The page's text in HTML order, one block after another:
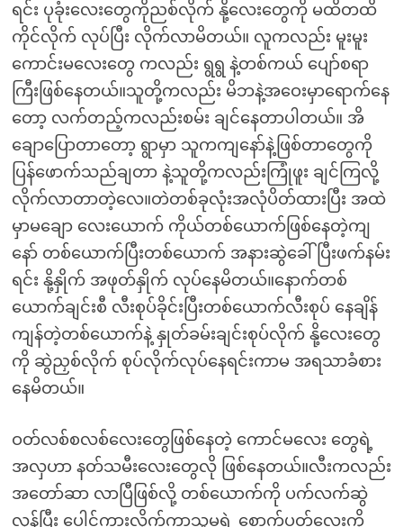
ရင်း ပုခုံးလေးတွေကိုညစ်လိုက် နို့လေးတွေကို မထိတထိ
ကိုင်လိုက် လုပ်ပြီး လိုက်လာမိတယ်။ လူကလည်း မူးမူး
ကောင်းမလေးတွေ ကလည်း ရွရွ နဲ့တစ်ကယ် ပျော်စရာ
ကြီးဖြစ်နေတယ်။သူတို့ကလည်း မိဘနဲ့အဝေးမှာရောက်နေ
တော့ လက်တည့်ကလည်းစမ်း ချင်နေတာပါတယ်။ အိ
ချောပြောတာတော့ ရွာမှာ သူကကျနော်နဲ့ဖြစ်တာတွေကို
ပြန်ဖောက်သည်ချတာ နဲ့သူတို့ကလည်းကြုံဖူး ချင်ကြလို့
လိုက်လာတာတဲ့လေ။တဲတစ်ခုလုံးအလုံပိတ်ထားပြီး အထဲ
မှာမချော လေးယောက် ကိုယ်တစ်ယောက်ဖြစ်နေတဲ့ကျ
နော် တစ်ယောက်ပြီးတစ်ယောက် အနားဆွဲခေါ်ပြီးဖက်နမ်း
ရင်း နို့နှိုက် အဖုတ်နှိုက် လုပ်နေမိတယ်။နောက်တစ်
ယောက်ချင်းစီ လီးစုပ်ခိုင်းပြီးတစ်ယောက်လီးစုပ် နေချိန်
ကျန်တဲ့တစ်ယောက်နဲ့ နှုတ်ခမ်းချင်းစုပ်လိုက် နို့လေးတွေ
ကို ဆွဲညှစ်လိုက် စုပ်လိုက်လုပ်နေရင်းကာမ အရသာခံစား
နေမိတယ်။
ဝတ်လစ်စလစ်လေးတွေဖြစ်နေတဲ့ ကောင်မလေး တွေရဲ့
အလှဟာ နတ်သမီးလေးတွေလို ဖြစ်နေတယ်။လီးကလည်း
အတော်ဆာ လာပြီဖြစ်လို့ တစ်ယောက်ကို ပက်လက်ဆွဲ
လှန်ပြီး ပေါင်ကားလိုက်ကာသူမရဲ့ စောက်ပတ်လေးကို